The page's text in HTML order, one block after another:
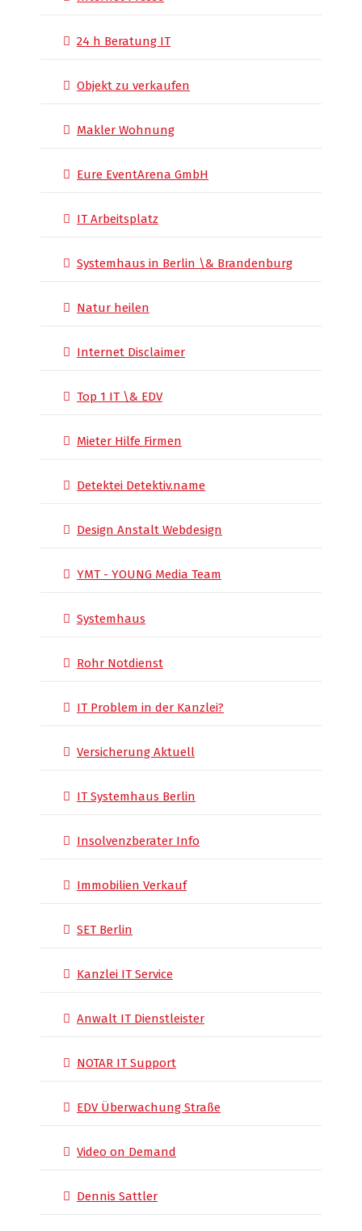
24 h Beratung IT
Objekt zu verkaufen
Makler Wohnung
Eure EventArena GmbH
IT Arbeitsplatz
Systemhaus in Berlin \& Brandenburg
Natur heilen
Internet Disclaimer
Top 1 IT \& EDV
Mieter Hilfe Firmen
Detektei Detektiv.name
Design Anstalt Webdesign
YMT - YOUNG Media Team
Systemhaus
Rohr Notdienst
IT Problem in der Kanzlei?
Versicherung Aktuell
IT Systemhaus Berlin
Insolvenzberater Info
Immobilien Verkauf
SET Berlin
Kanzlei IT Service
Anwalt IT Dienstleister
NOTAR IT Support
EDV Überwachung Straße
Video on Demand
Dennis Sattler